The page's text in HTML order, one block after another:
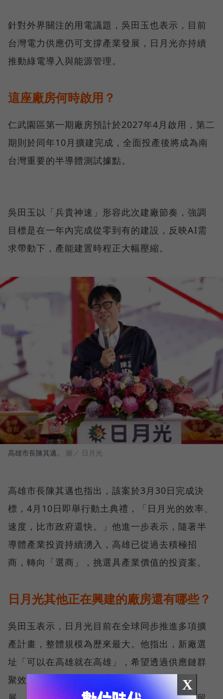
針對外界關注的用電議題，吳田玉也表示，目前
台灣電力供應仍可支撐產業發展，日月光亦持續
推動綠電導入與能源管理。
這座廠房何時啟用？
仁武園區第一期廠房預計於2027年4月啟用，第二
期則於同年10月擴建完成，全面投產後將成為南
台灣重要的半導體測試據點。
吳田玉以「兵貴神速」形容此次建廠節奏，強調
目標是在一年內完成從零到有的建設，反映AI需
求帶動下，產能建置時程正大幅壓縮。
高雄市長陳其邁。 圖／ 日月光
高雄市長陳其邁也指出，該案於3月30日完成決
標，4月10日即舉行動土典禮，「日月光的效率、
速度，比市政府還快。」他進一步表示，隨著半
導體產業投資持續湧入，高雄已從過去積極招
商，轉向「選商」，挑選具產業價值的投資案。
日月光其他正在興建的廠房還有哪些？
吳田玉表示，日月光目前在全球同步推進多項擴
產計畫，整體規模為歷來最大。他指出，新廠選
址「可以在高雄就在高雄」，希望透過供應鏈群
聚效應，讓設備廠、材料廠與測試服務集中發
X